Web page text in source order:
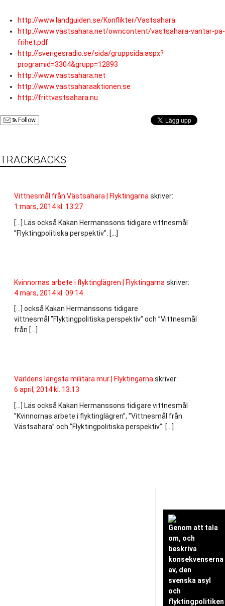
http://www.landguiden.se/Konflikter/Vastsahara
http://www.vastsahara.net/owncontent/vastsahara-vantar-pa-
frihet.pdf
http://sverigesradio.se/sida/gruppsida.aspx?
programid=3304&grupp=12893
http://www.vastsahara.net
http://www.vastsaharaaktionen.se
http://frittvastsahara.nu
Follow
TRACKBACKS
Vittnesmål från Västsahara | Flyktingarnaskriver:
1 mars, 2014 kl. 13:27
[…] Läs också Kakan Hermanssons tidigare vittnesmål
”Flyktingpolitiska perspektiv”. […]
Kvinnornas arbete i flyktinglägren | Flyktingarna skriver:
4 mars, 2014 kl. 09:14
[…] också Kakan Hermanssons tidigare
vittnesmål ”Flyktingpolitiska perspektiv” och ”Vittnesmål
från […]
Världens längsta militära mur | Flyktingarnaskriver:
6 april, 2014 kl. 13:13
[…] Läs också Kakan Hermanssons tidigare vittnesmål
”Kvinnornas arbete i flyktinglägren”, ”Vittnesmål från
Västsahara” och ”Flyktingpolitiska perspektiv”. […]
Genom att tala
om, och
beskriva
konsekvenserna
av, den
svenska asyl
och
flyktingpolitiken